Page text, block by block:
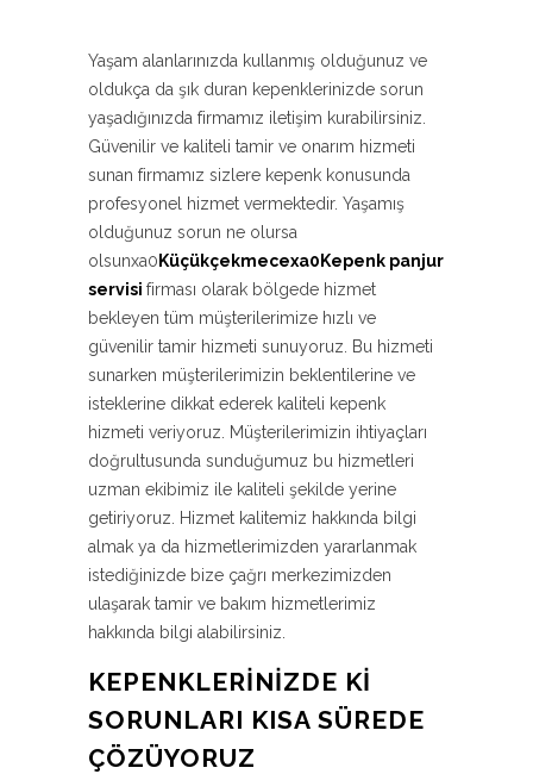
Yaşam alanlarınızda kullanmış olduğunuz ve
oldukça da şık duran kepenklerinizde sorun
yaşadığınızda firmamız iletişim kurabilirsiniz.
Güvenilir ve kaliteli tamir ve onarım hizmeti
sunan firmamız sizlere kepenk konusunda
profesyonel hizmet vermektedir. Yaşamış
olduğunuz sorun ne olursa
olsunxa0 Küçükçekmecexa0Kepenk panjur
servisi firması olarak bölgede hizmet
bekleyen tüm müşterilerimize hızlı ve
güvenilir tamir hizmeti sunuyoruz. Bu hizmeti
sunarken müşterilerimizin beklentilerine ve
isteklerine dikkat ederek kaliteli kepenk
hizmeti veriyoruz. Müşterilerimizin ihtiyaçları
doğrultusunda sunduğumuz bu hizmetleri
uzman ekibimiz ile kaliteli şekilde yerine
getiriyoruz. Hizmet kalitemiz hakkında bilgi
almak ya da hizmetlerimizden yararlanmak
istediğinizde bize çağrı merkezimizden
ulaşarak tamir ve bakım hizmetlerimiz
hakkında bilgi alabilirsiniz.
KEPENKLERINIZDE KI
SORUNLARI KISA SÜREDE
ÇÖZÜYORUZ